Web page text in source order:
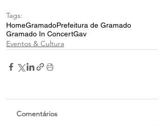
Tags:
HomeGramadoPrefeitura de Gramado
Gramado In ConcertGav
Eventos & Cultura
Comentários